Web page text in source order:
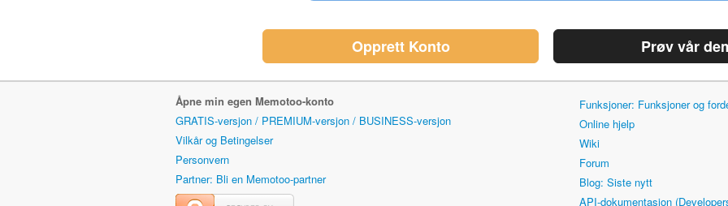
Opprett Konto Prøv vår
Åpne min egen Memotoo-konto
GRATIS-versjon / PREMIUM-versjon / BUSINESS-versjon
Vilkår og Betingelser
Personvern
Partner: Bli en Memotoo-partner
Funksjoner: Funksjoner og
Online hjelp
Wiki
Forum
Blog: Siste nytt
API-dokumentasjon